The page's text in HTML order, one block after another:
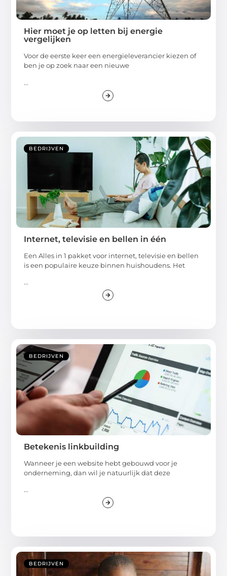
Hier moet je op letten bij energie
vergelijken
Voor de eerste keer een energieleverancier kiezen of
ben je op zoek naar een nieuwe
...
BEDRIJVEN
Internet, televisie en bellen in één
Een Alles in 1 pakket voor internet, televisie en bellen
is een populaire keuze binnen huishoudens. Het
...
BEDRIJVEN
Betekenis linkbuilding
Wanneer je een website hebt gebouwd voor je
onderneming, dan wil je natuurlijk dat deze
...
BEDRIJVEN